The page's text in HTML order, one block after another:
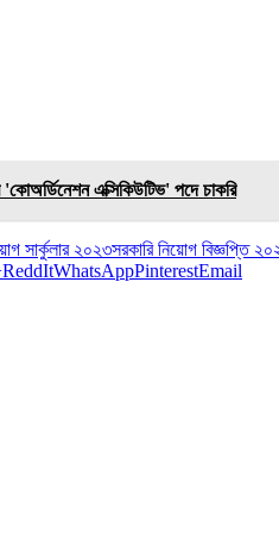
এক্সিকিউটিভ' পদে চাকরি
সার্কুলার ২০২৩সরকারি নিয়োগ বিজ্ঞপ্তি
ReddItWhatsAppPinterestEmail